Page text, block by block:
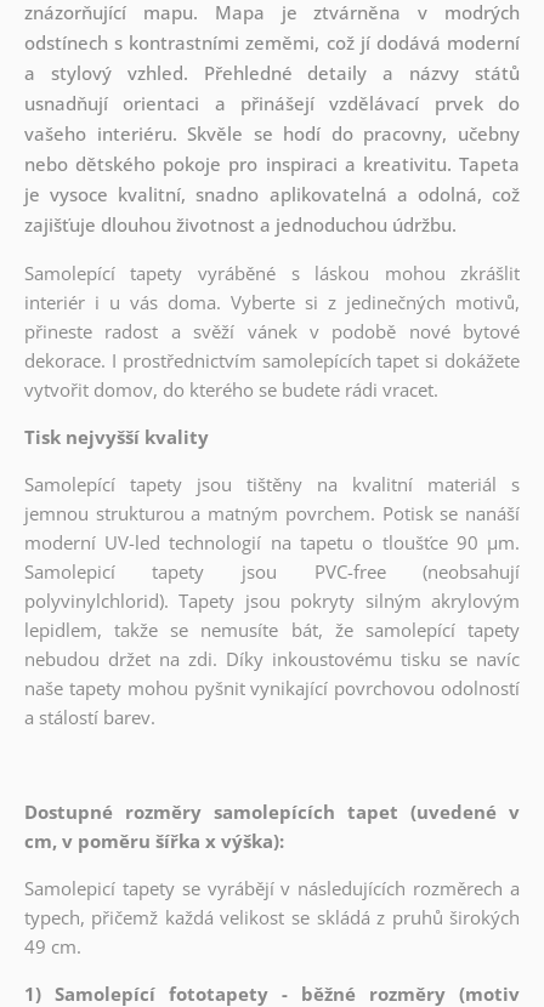
znázorňující mapu. Mapa je ztvárněna v modrých
odstínech s kontrastními zeměmi, což jí dodává moderní
a stylový vzhled. Přehledné detaily a názvy států
usnadňují orientaci a přinášejí vzdělávací prvek do
vašeho interiéru. Skvěle se hodí do pracovny, učebny
nebo dětského pokoje pro inspiraci a kreativitu. Tapeta
je vysoce kvalitní, snadno aplikovatelná a odolná, což
zajišťuje dlouhou životnost a jednoduchou údržbu.
Samolepící tapety vyráběné s láskou mohou zkrášlit
interiér i u vás doma. Vyberte si z jedinečných motivů,
přineste radost a svěží vánek v podobě nové bytové
dekorace. I prostřednictvím samolepících tapet si dokážete
vytvořit domov, do kterého se budete rádi vracet.
Tisk nejvyšší kvality
Samolepící tapety jsou tištěny na kvalitní materiál s
jemnou strukturou a matným povrchem. Potisk se nanáší
moderní UV-led technologií na tapetu o tloušťce 90 µm.
Samolepicí tapety jsou PVC-free (neobsahují
polyvinylchlorid). Tapety jsou pokryty silným akrylovým
lepidlem, takže se nemusíte bát, že samolepící tapety
nebudou držet na zdi. Díky inkoustovému tisku se navíc
naše tapety mohou pyšnit vynikající povrchovou odolností
a stálostí barev.
Dostupné rozměry samolepících tapet (uvedené v
cm, v poměru šířka x výška):
Samolepicí tapety se vyrábějí v následujících rozměrech a
typech, přičemž každá velikost se skládá z pruhů širokých
49 cm.
1) Samolepící fototapety - běžné rozměry (motiv